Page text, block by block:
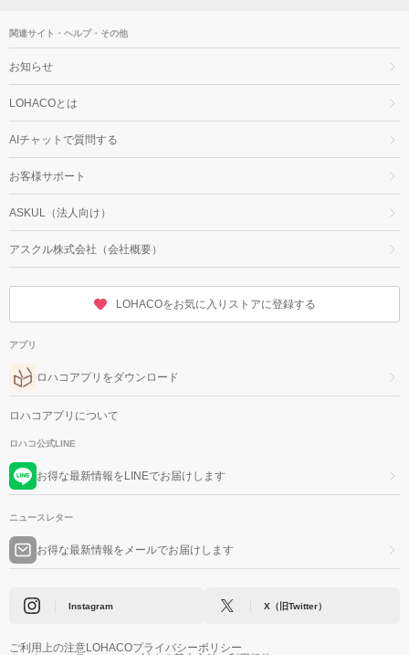
関連サイト・ヘルプ・その他
お知らせ
LOHACOとは
AIチャットで質問する
お客様サポート
ASKUL（法人向け）
アスクル株式会社（会社概要）
LOHACOをお気に入りストアに登録する
アプリ
ロハコアプリをダウンロード
ロハコアプリについて
ロハコ公式LINE
お得な最新情報をLINEでお届けします
ニュースレター
お得な最新情報をメールでお届けします
Instagram X（旧Twitter）
ご利用上の注意LOHACOプライバシーポリシー